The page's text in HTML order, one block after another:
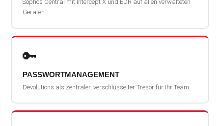
Sophos Central mit Intercept X und EDR auf allen verwalteten
Geräten.
🔑
PASSWORTMANAGEMENT
Devolutions als zentraler, verschlüsselter Tresor für Ihr Team.